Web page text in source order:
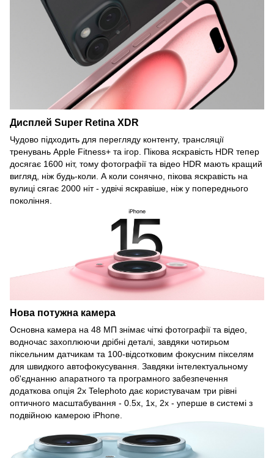
Дисплей Super Retina XDR
Чудово підходить для перегляду контенту, трансляції
тренувань Apple Fitness+ та ігор. Пікова яскравість HDR тепер
досягає 1600 ніт, тому фотографії та відео HDR мають кращий
вигляд, ніж будь-коли. А коли сонячно, пікова яскравість на
вулиці сягає 2000 ніт - удвічі яскравіше, ніж у попереднього
покоління.
Нова потужна камера
Основна камера на 48 МП знімає чіткі фотографії та відео,
водночас захоплюючи дрібні деталі, завдяки чотирьом
піксельним датчикам та 100-відсотковим фокусним пікселям
для швидкого автофокусування. Завдяки інтелектуальному
об'єднанню апаратного та програмного забезпечення
додаткова опція 2x Telephoto дає користувачам три рівні
оптичного масштабування - 0.5x, 1x, 2x - уперше в системі з
подвійною камерою iPhone.